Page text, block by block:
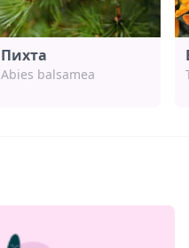
Пихта
Abies balsamea